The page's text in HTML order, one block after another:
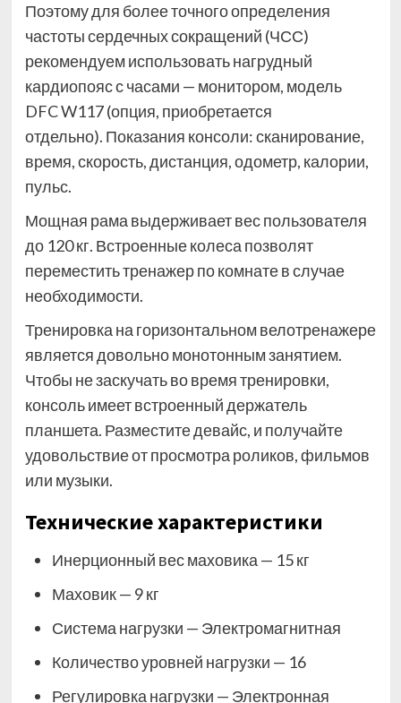
Поэтому для более точного определения
частоты сердечных сокращений (ЧСС)
рекомендуем использовать нагрудный
кардиопояс с часами — монитором, модель
DFC W117 (опция, приобретается
отдельно). Показания консоли: сканирование,
время, скорость, дистанция, одометр, калории,
пульс.
Мощная рама выдерживает вес пользователя
до 120 кг. Встроенные колеса позволят
переместить тренажер по комнате в случае
необходимости.
Тренировка на горизонтальном велотренажере
является довольно монотонным занятием.
Чтобы не заскучать во время тренировки,
консоль имеет встроенный держатель
планшета. Разместите девайс, и получайте
удовольствие от просмотра роликов, фильмов
или музыки.
Технические характеристики
Инерционный вес маховика — 15 кг
Маховик — 9 кг
Система нагрузки — Электромагнитная
Количество уровней нагрузки — 16
Регулировка нагрузки — Электронная